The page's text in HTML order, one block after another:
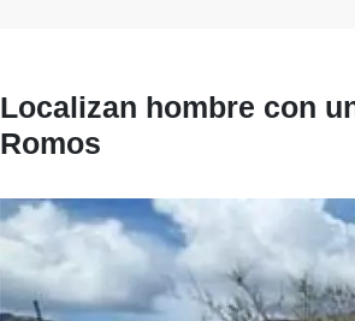
Localizan hombre con
Romos